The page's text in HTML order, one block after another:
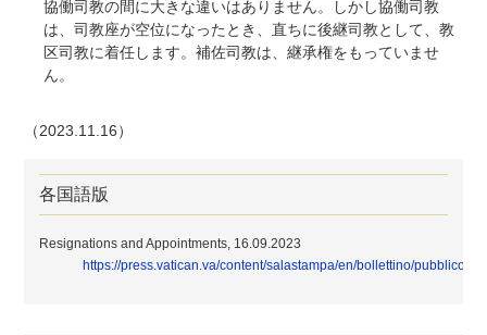
協働司教の間に大きな違いはありません。しかし協働司教
は、司教座が空位になったとき、直ちに後継司教として、教
区司教に着任します。補佐司教は、継承権をもっていませ
ん。
（2023.11.16）
各国語版
Resignations and Appointments, 16.09.2023
https://press.vatican.va/content/salastampa/en/bollettino/pubblico/